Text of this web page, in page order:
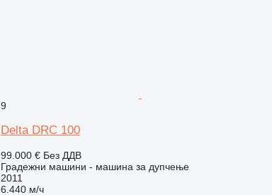
9
Delta DRC 100
99.000 € Без ДДВ
Градежни машини - машина за дупчење
2011
6.440 м/ч